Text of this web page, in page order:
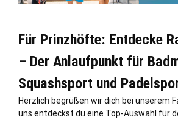
Für Prinzhöfte: Entdecke
– Der Anlaufpunkt für
Squashsport und
Herzlich begrüßen wir dich bei unserem
uns entdeckst du eine Top-Auswahl für